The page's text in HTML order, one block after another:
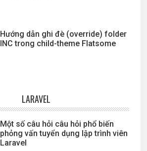
Hướng dẫn ghi đè (override) folder
INC trong child-theme Flatsome
LARAVEL
Một số câu hỏi câu hỏi phổ biến
phỏng vấn tuyển dụng lập trình viên
Laravel